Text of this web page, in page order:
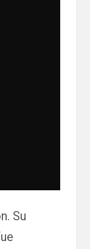
Su